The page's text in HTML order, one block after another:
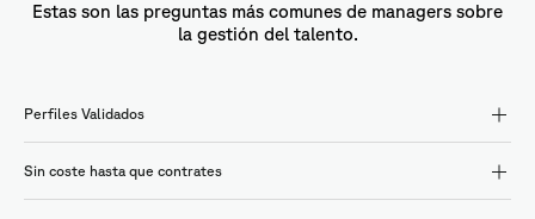
Estas son las preguntas más comunes de managers sobre
la gestión del talento.
Perfiles Validados
Sin coste hasta que contrates